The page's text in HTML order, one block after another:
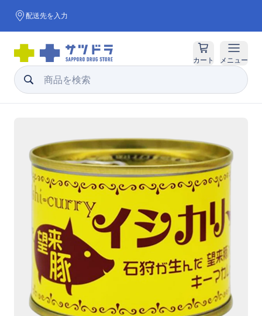
配送先を入力
カート メニュー